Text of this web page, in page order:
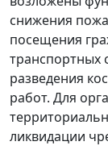
снижения
посещения
транспортных
разведения
работ. Для
ликвидации